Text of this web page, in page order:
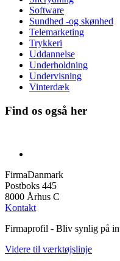
Software
Sundhed -og skønhed
Telemarketing
Trykkeri
Uddannelse
Underholdning
Undervisning
Vinterdæk
Find os også her
FirmaDanmark
Postboks 445
8000 Århus C
Kontakt
Firmaprofil - Bliv synlig på
Videre til værktøjslinje